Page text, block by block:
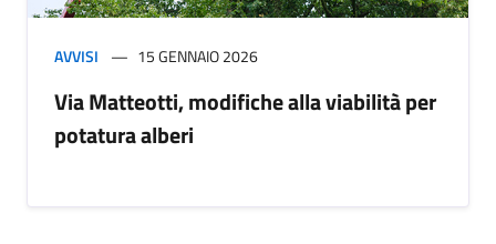
AVVISI 15 GENNAIO 2026
Via Matteotti, modifiche alla viabilità per
potatura alberi